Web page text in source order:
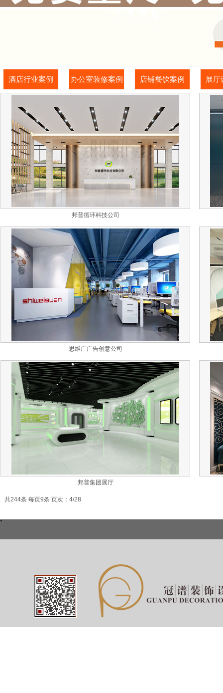
邦普循环科技公司
思维广广告创意公司
邦普集团展厅
共244条 每页9条 页次：4/28
酒店行业案例 办公室装修案例 店铺餐饮案例 展厅